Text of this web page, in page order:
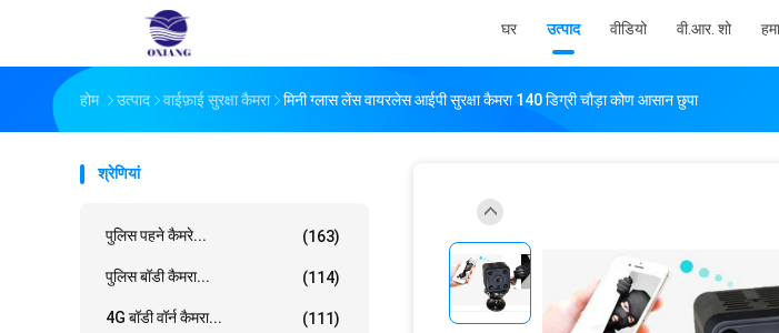
घर उत्पाद वीडियो वी.आर. शो
होम उत्पाद वाईफ़ाई सुरक्षा कैमरा मिनी ग्लास लेंस वायरलेस आईपी सुरक्षा कैमरा 140 डिग्री चौड़ा कोण आसान छुपा
श्रेणियां
पुलिस पहने कैमरे... (163)
पुलिस बॉडी कैमरा... (114)
4G बॉडी वॉर्न कैमरा... (111)